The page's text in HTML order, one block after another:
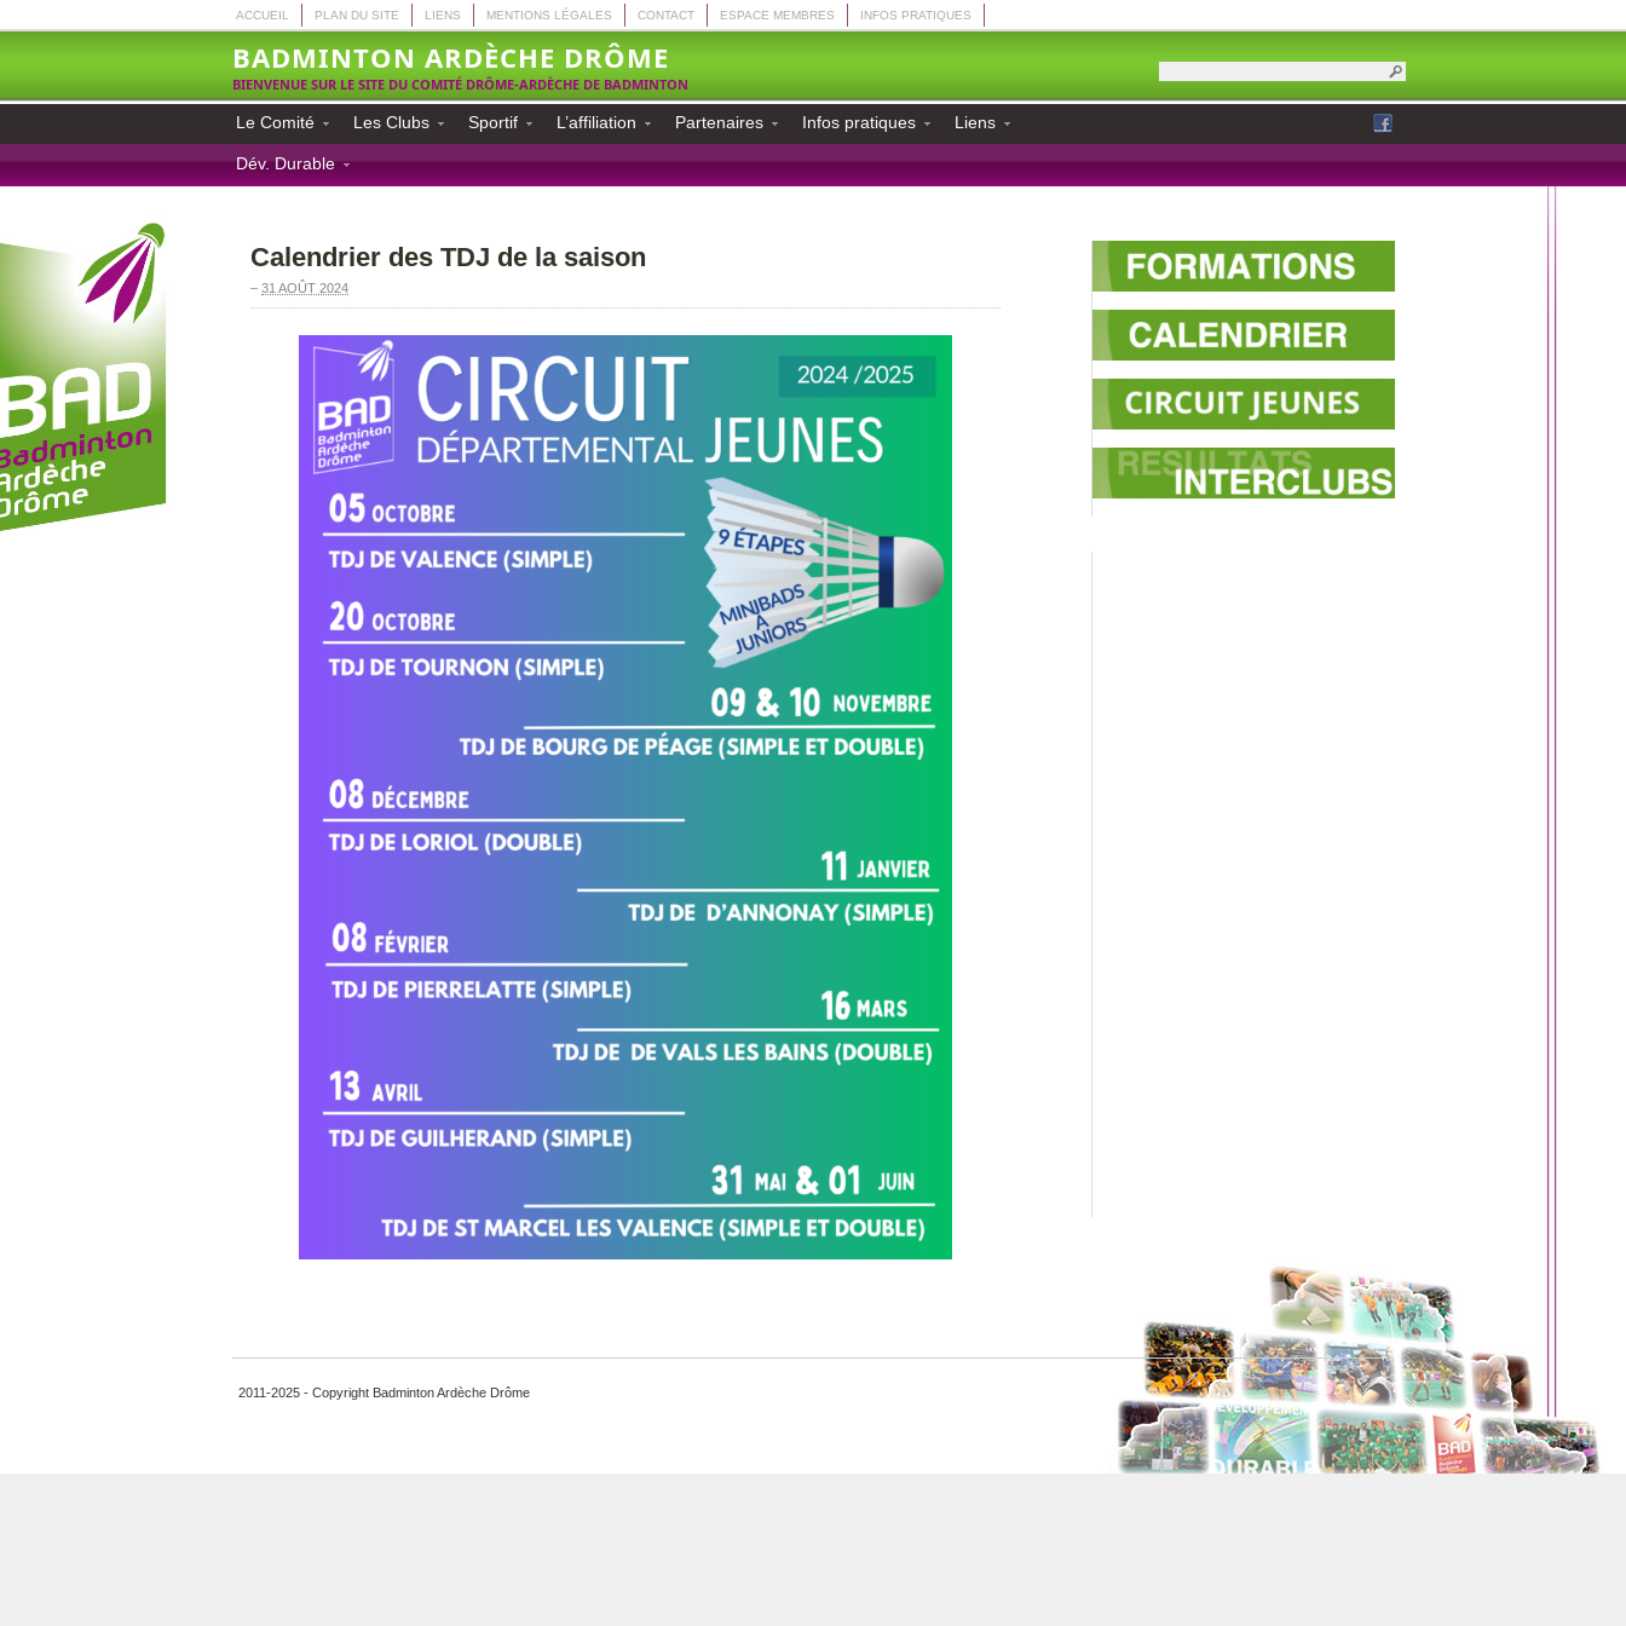
ACCUEIL PLAN DU SITE LIENS MENTIONS LÉGALES CONTACT ESPACE MEMBRES INFOS PRATIQUES
BADMINTON ARDÈCHE DRÔME
BIENVENUE SUR LE SITE DU COMITÉ DRÔME-ARDÈCHE DE BADMINTON
Le Comité Les Clubs Sportif L’affiliation Partenaires Infos pratiques Liens
Dév. Durable
Calendrier des TDJ de la saison
– 31 AOÛT 2024
2011-2025 - Copyright Badminton Ardèche Drôme